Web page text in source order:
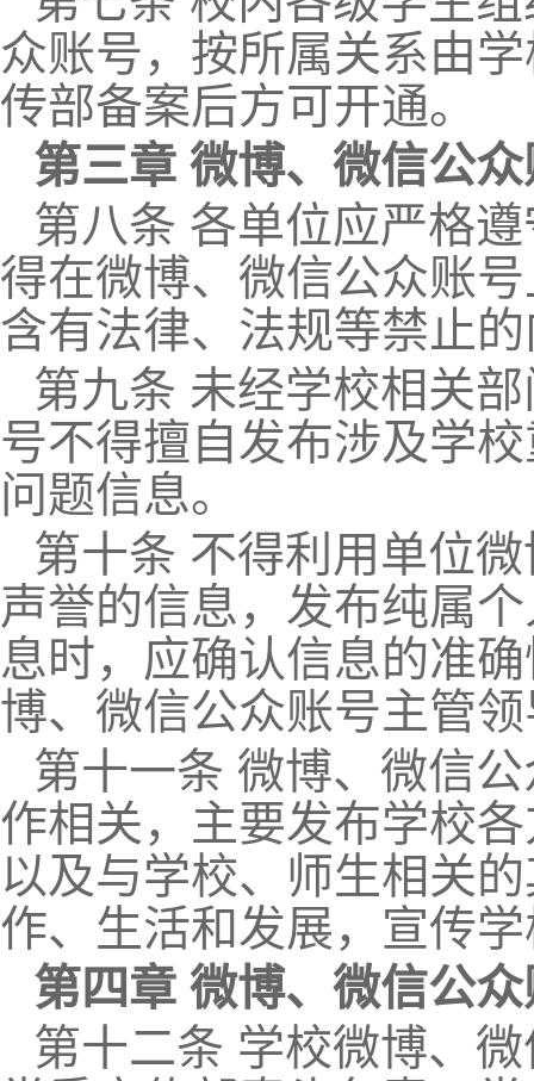
众账号，按所属关系由
传部备案后方可开通。
第三章 微博、微信公
第八条 各单位应严格
得在微博、微信公众账
含有法律、法规等禁止
第九条 未经学校相关
号不得擅自发布涉及学
问题信息。
第十条 不得利用单位
声誉的信息，发布纯属
息时，应确认信息的准
博、微信公众账号主管
第十一条 微博、微信
作相关，主要发布学校
以及与学校、师生相关
作、生活和发展，宣传
第四章 微博、微信公
第十二条 学校微博、